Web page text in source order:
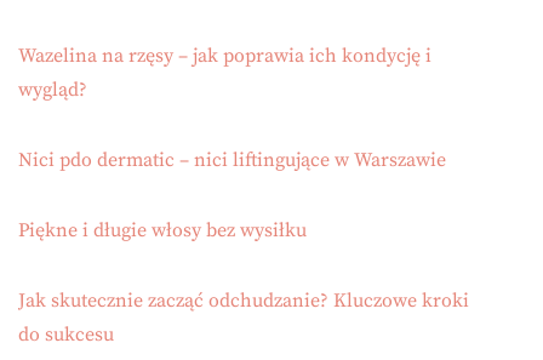
Wazelina na rzęsy – jak poprawia ich kondycję i
wygląd?
Nici pdo dermatic – nici liftingujące w Warszawie
Piękne i długie włosy bez wysiłku
Jak skutecznie zacząć odchudzanie? Kluczowe kroki
do sukcesu